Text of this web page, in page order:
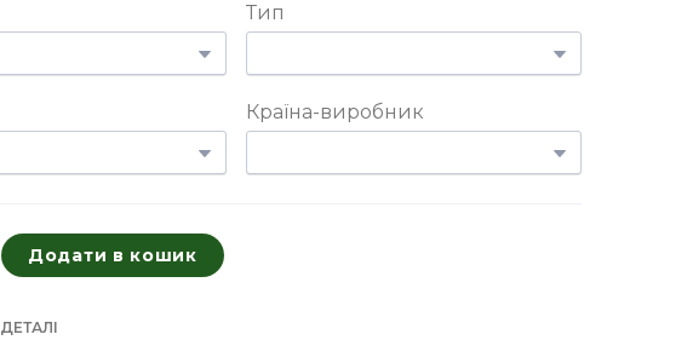
Тип
Країна-виробник
Додати в кошик
ДЕТАЛІ